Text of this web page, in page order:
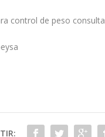
control de peso consulta